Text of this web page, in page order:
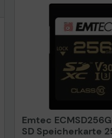
Emtec
SD Speicherkarte